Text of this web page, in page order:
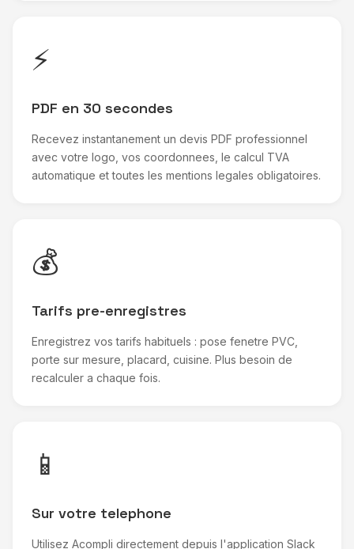
⚡
PDF en 30 secondes
Recevez instantanement un devis PDF professionnel
avec votre logo, vos coordonnees, le calcul TVA
automatique et toutes les mentions legales obligatoires.
💰
Tarifs pre-enregistres
Enregistrez vos tarifs habituels : pose fenetre PVC,
porte sur mesure, placard, cuisine. Plus besoin de
recalculer a chaque fois.
📱
Sur votre telephone
Utilisez Acompli directement depuis l'application Slack